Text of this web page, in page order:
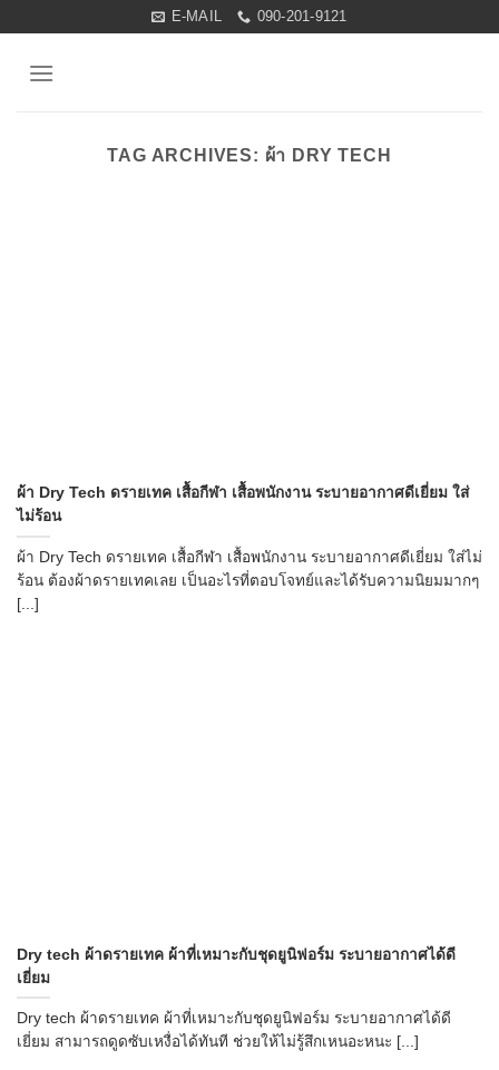
content
E-MAIL 090-201-9121
TAG ARCHIVES: ผ้า DRY TECH
ผ้า Dry Tech ดรายเทค เสื้อกีฬา เสื้อพนักงาน ระบายอากาศดีเยี่ยม ใส่
ไม่ร้อน
ผ้า Dry Tech ดรายเทค เสื้อกีฬา เสื้อพนักงาน ระบายอากาศดีเยี่ยม ใส่ไม่
ร้อน ต้องผ้าดรายเทคเลย เป็นอะไรที่ตอบโจทย์และได้รับความนิยมมากๆ
[...]
Dry tech ผ้าดรายเทค ผ้าที่เหมาะกับชุดยูนิฟอร์ม ระบายอากาศได้ดี
เยี่ยม
Dry tech ผ้าดรายเทค ผ้าที่เหมาะกับชุดยูนิฟอร์ม ระบายอากาศได้ดี
เยี่ยม สามารถดูดซับเหงื่อได้ทันที ช่วยให้ไม่รู้สึกเหนอะหนะ [...]